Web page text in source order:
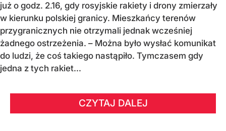
już o godz. 2.16, gdy rosyjskie rakiety i drony zmierzały
w kierunku polskiej granicy. Mieszkańcy terenów
przygranicznych nie otrzymali jednak wcześniej
żadnego ostrzeżenia. – Można było wysłać komunikat
do ludzi, że coś takiego nastąpiło. Tymczasem gdy
jedna z tych rakiet...
CZYTAJ DALEJ